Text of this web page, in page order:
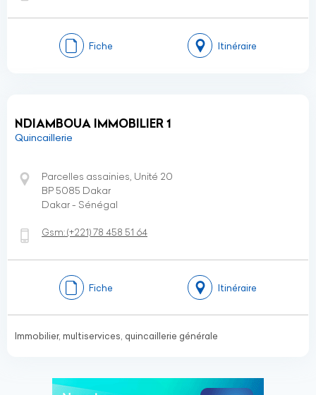
Fiche Itinéraire
NDIAMBOUA IMMOBILIER 1
Quincaillerie
Parcelles assainies, Unité 20
BP 5085 Dakar
Dakar - Sénégal
Gsm:(+221)78 458 51 64
Fiche Itinéraire
Immobilier, multiservices, quincaillerie générale